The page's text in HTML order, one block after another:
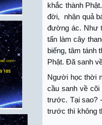
khắc thành
đời,
nhận quả
đường ác. Như
tấn làm cây
biếng, tâm tánh
Phật. Đã sanh
Người học thời
cầu sanh về
trước. Tại sao?
trước thì không